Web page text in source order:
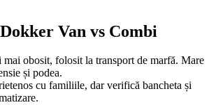
Van vs Combi
mai obosit, folosit la transport de marfă. Mare
și podea.
cu familiile, dar verifică bancheta și